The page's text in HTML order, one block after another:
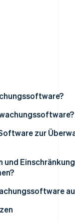
zur
und
und Ihre